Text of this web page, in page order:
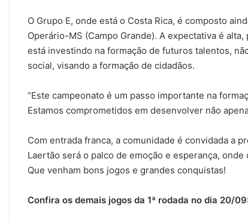
O Grupo E, onde está o Costa Rica, é composto
Operário-MS (Campo Grande). A expectativa é
está investindo na formação de futuros talentos,
social, visando a formação de cidadãos.
“Este campeonato é um passo importante na
Estamos comprometidos em desenvolver não
Com entrada franca, a comunidade é convidada a
Laertão será o palco de emoção e esperança,
Que venham bons jogos e grandes conquistas!
Confira os demais jogos da 1ª rodada no dia 20/